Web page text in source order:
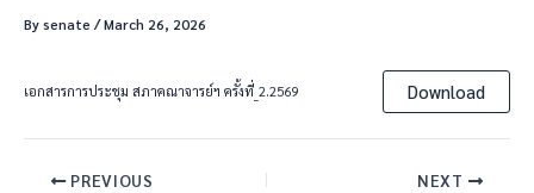
Bysenate /March 26, 2026
เอกสารการประชุม สภาคณาจารย์ฯ ครั้งที่_2.2569 Download
PREVIOUS NEXT